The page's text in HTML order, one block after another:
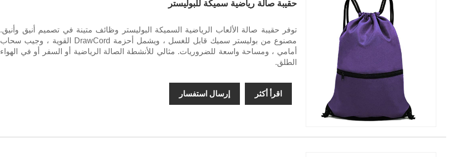
حقيبة صالة رياضية سميكة للبوليستر
توفر حقيبة صالة الألعاب الرياضية السميكة البوليستر وظائف متينة في تصميم أنيق وأنيق.
مصنوع من بوليستر سميك قابل للغسل ، ويشمل أحزمة DrawCord القوية ، وجيب سحاب
أمامي ، ومساحة واسعة للضروريات. مثالي للأنشطة الصالة الرياضية أو السفر أو في الهواء
الطلق.
اقرأ أكثر إرسال استفسار